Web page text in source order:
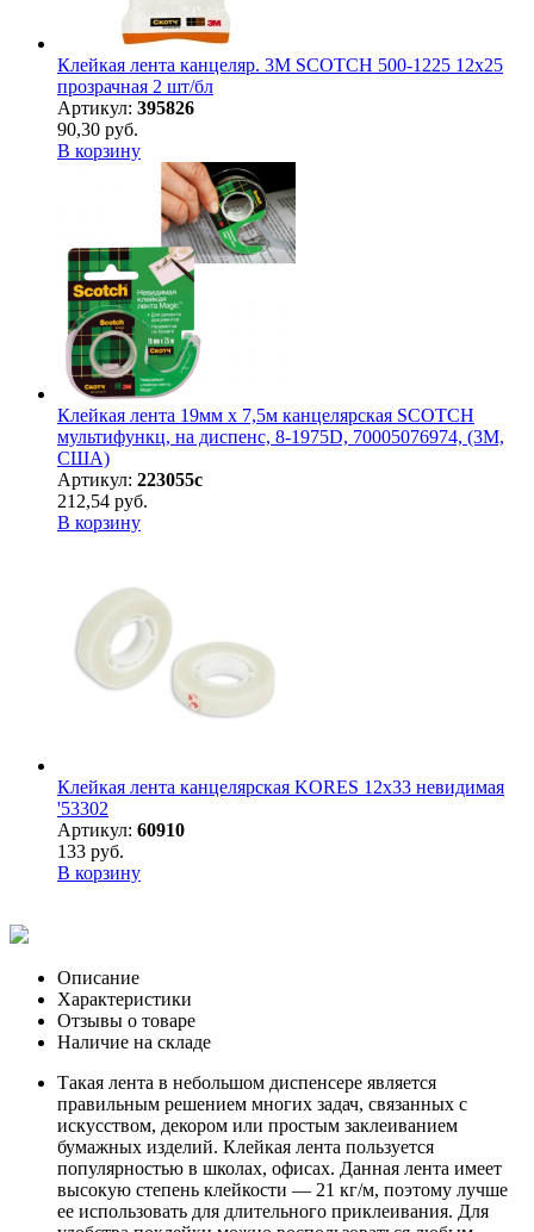
Клейкая лента канцеляр. 3M SCOTCH 500-1225 12х25
прозрачная 2 шт/бл
Артикул: 395826
90,30 руб.
В корзину
Клейкая лента 19мм х 7,5м канцелярская SCOTCH
мультифункц, на диспенс, 8-1975D, 70005076974, (3М,
США)
Артикул: 223055с
212,54 руб.
В корзину
Клейкая лента канцелярская KORES 12х33 невидимая
'53302
Артикул: 60910
133 руб.
В корзину
Описание
Характеристики
Отзывы о товаре
Наличие на складе
Такая лента в небольшом диспенсере является
правильным решением многих задач, связанных с
искусством, декором или простым заклеиванием
бумажных изделий. Клейкая лента пользуется
популярностью в школах, офисах. Данная лента имеет
высокую степень клейкости — 21 кг/м, поэтому лучше
ее использовать для длительного приклеивания. Для